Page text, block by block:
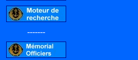
-------